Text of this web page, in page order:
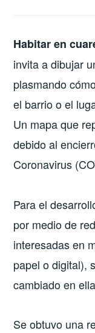
Habitar en
invita a dibujar
plasmando
el barrio o el
Un mapa que
debido al
Coronavirus
Para el
por medio de
interesadas en
papel o digital),
cambiado en
Se obtuvo una